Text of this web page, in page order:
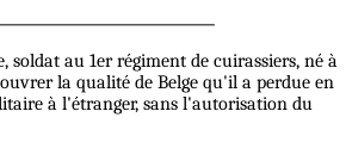
soldat au 1er régiment de cuirassiers, né à
la qualité de Belge qu'il a perdue en
à l'étranger, sans l'autorisation du